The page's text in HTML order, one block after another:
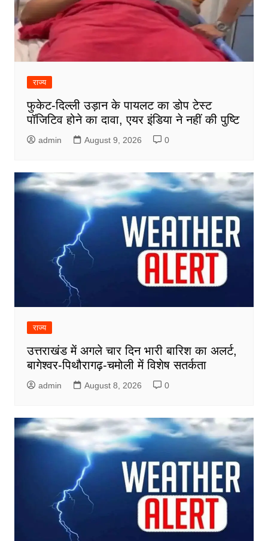
राज्य
फुकेट-दिल्ली उड़ान के पायलट का डोप टेस्ट
पॉजिटिव होने का दावा, एयर इंडिया ने नहीं की पुष्टि
admin August 9, 2026 0
राज्य
उत्तराखंड में अगले चार दिन भारी बारिश का अलर्ट,
बागेश्वर-पिथौरागढ़-चमोली में विशेष सतर्कता
admin August 8, 2026 0